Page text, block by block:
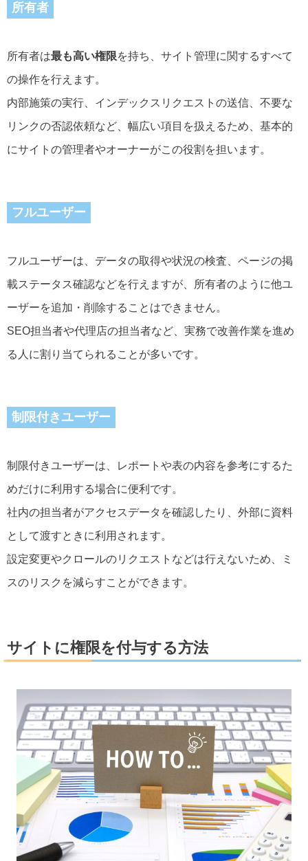
所有者
所有者は最も高い権限を持ち、サイト管理に関するすべて
の操作を行えます。
内部施策の実行、インデックスリクエストの送信、不要な
リンクの否認依頼など、幅広い項目を扱えるため、基本的
にサイトの管理者やオーナーがこの役割を担います。
フルユーザー
フルユーザーは、データの取得や状況の検査、ページの掲
載ステータス確認などを行えますが、所有者のように他ユ
ーザーを追加・削除することはできません。
SEO担当者や代理店の担当者など、実務で改善作業を進め
る人に割り当てられることが多いです。
制限付きユーザー
制限付きユーザーは、レポートや表の内容を参考にするた
めだけに利用する場合に便利です。
社内の担当者がアクセスデータを確認したり、外部に資料
として渡すときに利用されます。
設定変更やクロールのリクエストなどは行えないため、ミ
スのリスクを減らすことができます。
サイトに権限を付与する方法